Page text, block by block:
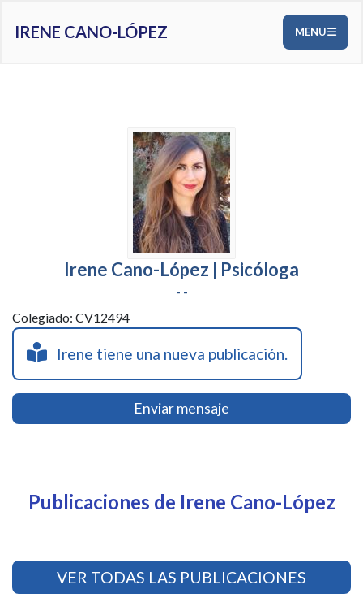
IRENE CANO-LÓPEZ MENU
Irene Cano-López | Psicóloga
- -
Colegiado: CV12494
Irene tiene una nueva publicación.
Enviar mensaje
Publicaciones de Irene Cano-López
VER TODAS LAS PUBLICACIONES